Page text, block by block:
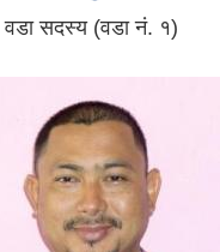
वडा सदस्य (वडा नं. १)